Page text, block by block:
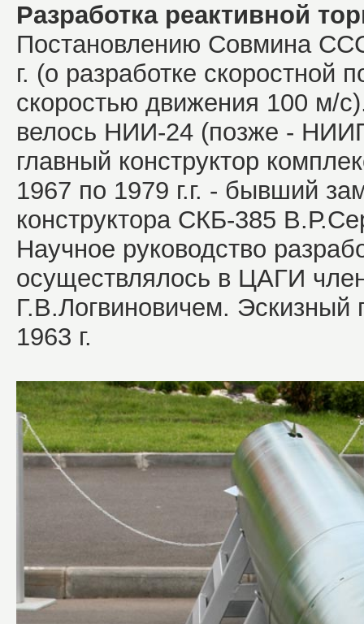
Разработка реактивной
Постановлению Совмина
г. (о разработке скоростной
скоростью движения 100 м/
велось НИИ-24 (позже -
главный конструктор
1967 по 1979 г.г. - бывший
конструктора СКБ-385
Научное руководство
осуществлялось в ЦАГИ
Г.В.Логвиновичем. Эскизный
1963 г.